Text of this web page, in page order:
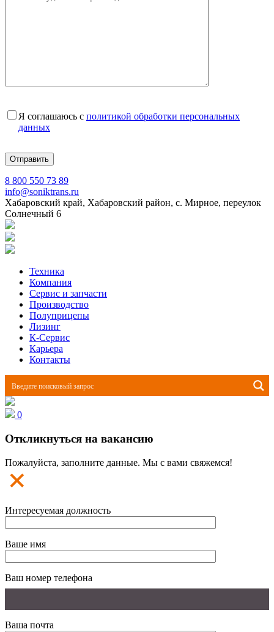
Я соглашаюсь с политикой обработки персональных
данных
8 800 550 73 89
info@soniktrans.ru
Хабаровский край, Хабаровский район, с. Мирное, переулок
Солнечный 6
Техника
Компания
Сервис и запчасти
Производство
Полуприцепы
Лизинг
К-Сервис
Карьера
Контакты
0
Откликнуться на вакансию
Пожалуйста, заполните данные. Мы с вами свяжемся!
Интересуемая должность
Ваше имя
Ваш номер телефона
Ваша почта